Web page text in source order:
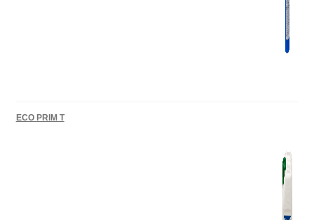
ECO PRIM T